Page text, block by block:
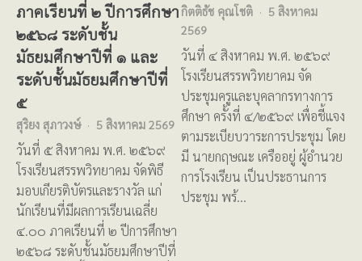
ภาคเรียนที่ ๒ ปีการศึกษา
๒๕๖๘ ระดับชั้น
มัธยมศึกษาปีที่ ๑ และ
ระดับชั้นมัธยมศึกษาปีที่
๕
สุริยง สุภาวงษ์ 5 สิงหาคม 2569
วันที่ ๕ สิงหาคม พ.ศ. ๒๕๖๙
โรงเรียนสรรพวิทยาคม จัดพิธี
มอบเกียรติบัตรและรางวัล แก่
นักเรียนที่มีผลการเรียนเฉลี่ย
๔.๐๐ ภาคเรียนที่ ๒ ปีการศึกษา
๒๕๖๘ ระดับชั้นมัธยมศึกษาปีที่
กิตติธัช คุณโชติ
5 สิงหาคม
2569
วันที่ ๔ สิงหาคม พ.ศ. ๒๕๖๙
โรงเรียนสรรพวิทยาคม จัด
ประชุมครูและบุคลากรทางการ
ศึกษา ครั้งที่ ๔/๒๕๖๙ เพื่อชี้แจง
ตามระเบียบวาระการประชุม โดย
มี นายกฤษณะ เครืออยู่ ผู้อำนวย
การโรงเรียน เป็นประธานการ
ประชุม พร้…